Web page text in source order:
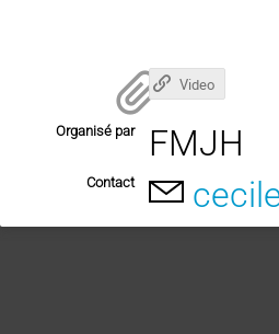
Video
Organisé par FMJH
Contact